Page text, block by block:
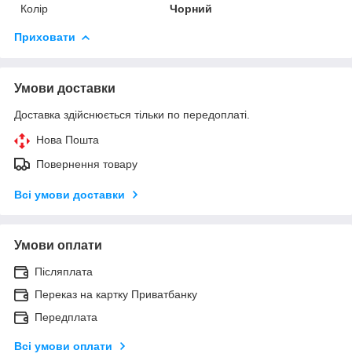
Колір
Чорний
Приховати
Умови доставки
Доставка здійснюється тільки по передоплаті.
Нова Пошта
Повернення товару
Всі умови доставки
Умови оплати
Післяплата
Переказ на картку Приватбанку
Передплата
Всі умови оплати